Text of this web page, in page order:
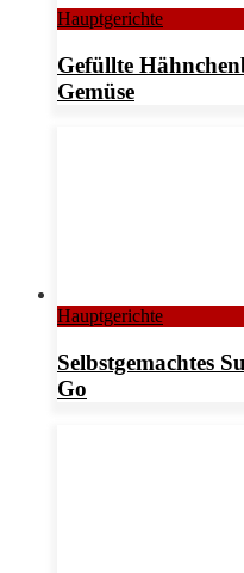
Hauptgerichte
Gefüllte
Gemüse
Hauptgerichte
Selbstgemachtes
Go